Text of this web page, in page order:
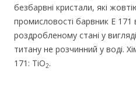
безбарвні кристали, які
промисловості барвник E 171
роздробленому стані у
титану не розчинний у воді.
171: TiO2.